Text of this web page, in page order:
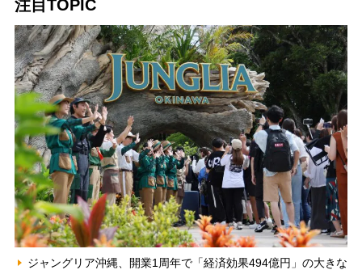
注目TOPIC
ジャングリア沖縄、開業1周年で「経済効果494億円」の大きな